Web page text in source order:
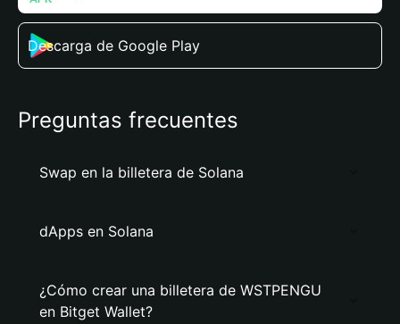
Descarga de Google Play
Preguntas frecuentes
Swap en la billetera de Solana
dApps en Solana
¿Cómo crear una billetera de WSTPENGU
en Bitget Wallet?